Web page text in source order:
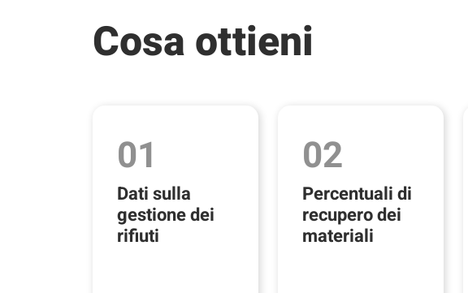
Cosa ottieni
01
Dati sulla
gestione dei
rifiuti
02
Percentuali di
recupero dei
materiali